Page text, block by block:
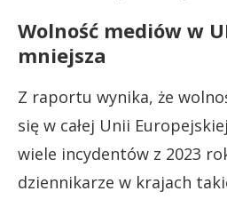
Wolność mediów w
mniejsza
Z raportu wynika, że
się w całej Unii
wiele incydentów z 2023
dziennikarze w krajach